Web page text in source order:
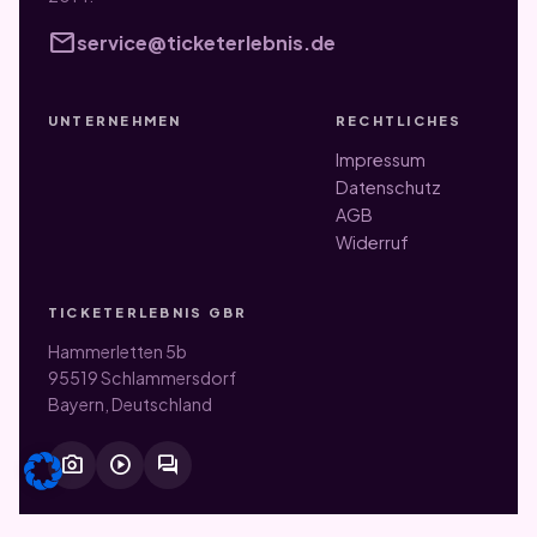
mailservice@ticketerlebnis.de
UNTERNEHMEN RECHTLICHES
Impressum
Datenschutz
AGB
Widerruf
TICKETERLEBNIS GBR
Hammerletten 5b
95519 Schlammersdorf
Bayern, Deutschland
photo_camera play_circle forum